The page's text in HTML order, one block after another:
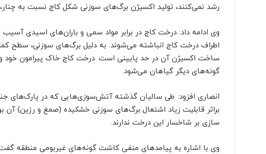
رشد نمی‌کنند، تولید اکسیژن برگ‌های سوزنی شکل کاج نسبت به
وی ادامه داد: درخت کاج در برابر مواد سمی و باران‌های اسیدی
اطراف درخت کاج انباشته می‌شوند. به دلیل برگ‌های سوزنی، سطح
ساخت اکسیژن آن در حد پایینی است. درخت کاج خاک پیرامون خود
گونه‌های دیگر گیاهان می‌شود.
انصاری افزود: طی سالیان گذشته آتش‌سوزی‌هایی که در پارک‌های
براثر قابلیت زیاد اشتعال برگ‌های سوزنی خشکیده (صمغ و رزین) آن
سازی بر شاخسار این درخت ندارند.
وی با اشاره به پیامدهای منفی کاشت گونه‌های غیربومی منطقه